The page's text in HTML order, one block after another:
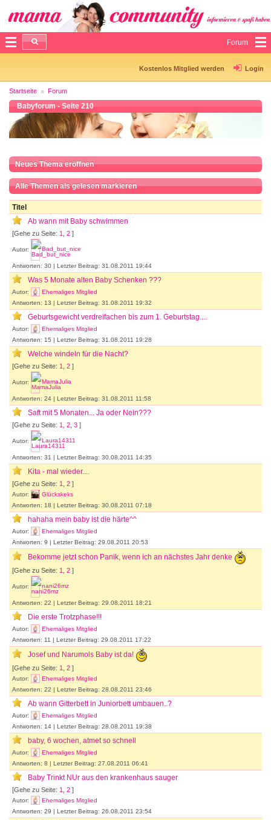
Forum
Kostenlos Mitglied werden Login
Startseite Forum
Babyforum - Seite 210
Neues Thema eröffnen
Alle Themen als gelesen markieren
Titel
Ab wann mit Baby schwimmen
[Gehe zu Seite: 1 2 ]
Autor: Bad_but_nice
Antworten: 30 | Letzter Beitrag: 31.08.2011 19:44
Was 5 Monate alten Baby Schenken ???
Autor:
Ehemaliges Mitglied
Antworten: 13 | Letzter Beitrag: 31.08.2011 19:32
Geburtsgewicht verdreifachen bis zum 1. Geburtstag....
Autor:
Ehemaliges Mitglied
Antworten: 15 | Letzter Beitrag: 31.08.2011 19:28
Welche windeln für die Nacht?
[Gehe zu Seite: 1 2 ]
Autor: MamaJulia
Antworten: 24 | Letzter Beitrag: 31.08.2011 11:58
Saft mit 5 Monaten... Ja oder Nein???
[Gehe zu Seite: 1 2 3 ]
Autor: Laura14311
Antworten: 31 | Letzter Beitrag: 30.08.2011 14:35
Kita - mal wieder....
[Gehe zu Seite: 1 2 ]
Autor:
Glückskeks
Antworten: 18 | Letzter Beitrag: 30.08.2011 07:18
hahaha mein baby ist die härte^^
Autor:
Ehemaliges Mitglied
Antworten: 9 | Letzter Beitrag: 29.08.2011 20:53
Bekomme jetzt schon Panik, wenn ich an nächstes Jahr denke
[Gehe zu Seite: 1 2 ]
Autor: nani26mz
Antworten: 22 | Letzter Beitrag: 29.08.2011 18:21
Die erste Trotzphase!!!
Autor:
Ehemaliges Mitglied
Antworten: 11 | Letzter Beitrag: 29.08.2011 17:22
Josef und Narumols Baby ist da!
[Gehe zu Seite: 1 2 ]
Autor:
Ehemaliges Mitglied
Antworten: 22 | Letzter Beitrag: 28.08.2011 23:46
Ab wann Gitterbett in Juniorbett umbauen..?
Autor:
Ehemaliges Mitglied
Antworten: 14 | Letzter Beitrag: 28.08.2011 19:38
baby, 6 wochen, atmet so schnell
Autor:
Ehemaliges Mitglied
Antworten: 8 | Letzter Beitrag: 27.08.2011 06:41
Baby Trinkt NUr aus den krankenhaus sauger
[Gehe zu Seite: 1 2 ]
Autor:
Ehemaliges Mitglied
Antworten: 29 | Letzter Beitrag: 26.08.2011 23:54